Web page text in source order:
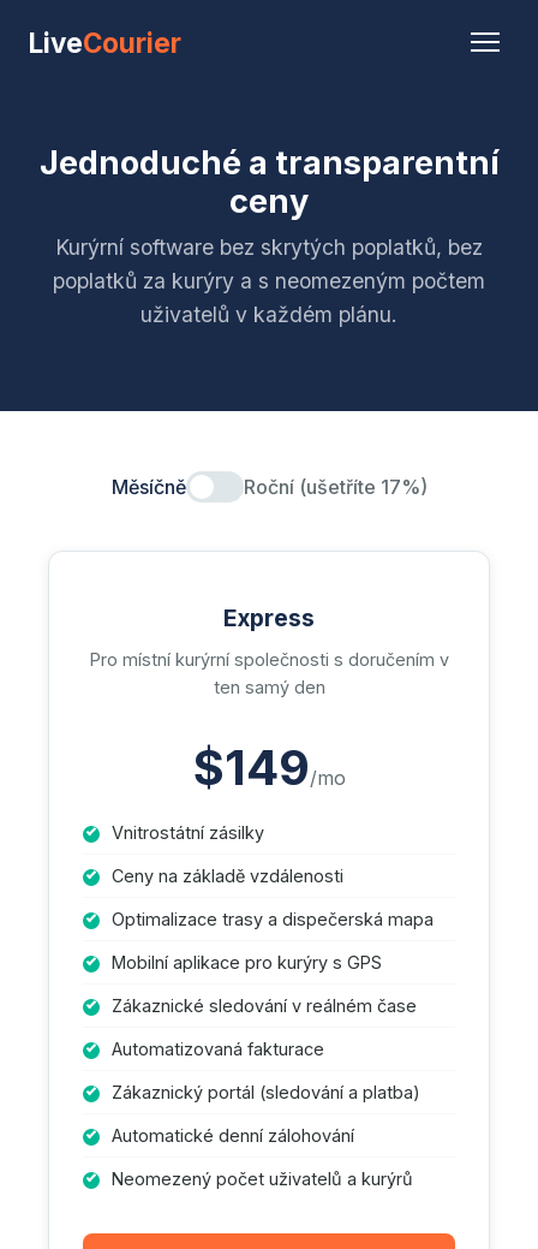
LiveCourier
Jednoduché a transparentní
ceny
Kurýrní software bez skrytých poplatků, bez
poplatků za kurýry a s neomezeným počtem
uživatelů v každém plánu.
Měsíčně Roční (ušetříte 17%)
Express
Pro místní kurýrní společnosti s doručením v
ten samý den
$149/mo
Vnitrostátní zásilky
Ceny na základě vzdálenosti
Optimalizace trasy a dispečerská mapa
Mobilní aplikace pro kurýry s GPS
Zákaznické sledování v reálném čase
Automatizovaná fakturace
Zákaznický portál (sledování a platba)
Automatické denní zálohování
Neomezený počet uživatelů a kurýrů